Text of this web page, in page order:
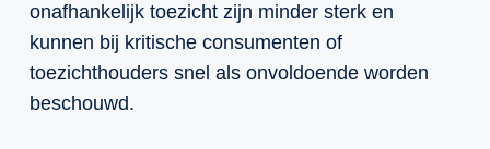
onafhankelijk toezicht zijn minder sterk en
kunnen bij kritische consumenten of
toezichthouders snel als onvoldoende worden
beschouwd.